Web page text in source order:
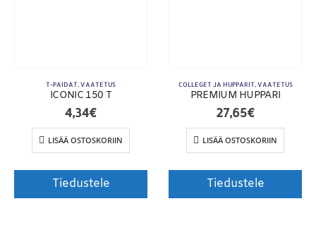
T-PAIDAT VAATETUS
ICONIC 150 T
4,34€
LISÄÄ OSTOSKORIIN
Tiedustele
COLLEGET JA HUPPARIT, VAATETUS
PREMIUM HUPPARI
27,65€
LISÄÄ OSTOSKORIIN
Tiedustele
Toimitusehdot